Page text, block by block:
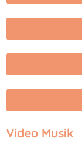
Video Musik